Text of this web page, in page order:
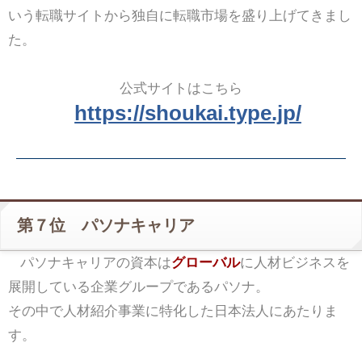
いう転職サイトから独自に転職市場を盛り上げてきまし
た。
公式サイトはこちら
https://shoukai.type.jp/
第７位 パソナキャリア
パソナキャリアの資本はグローバルに人材ビジネスを
展開している企業グループであるパソナ。
その中で人材紹介事業に特化した日本法人にあたりま
す。